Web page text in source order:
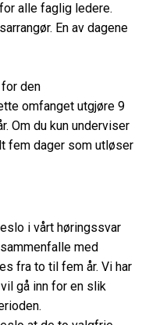
alle faglig ledere.
En av dagene
den
omfanget utgjøre 9
Om du kun underviser
fem dager som utløser
i vårt høringssvar
med
fra to til fem år. Vi har
gå inn for en slik